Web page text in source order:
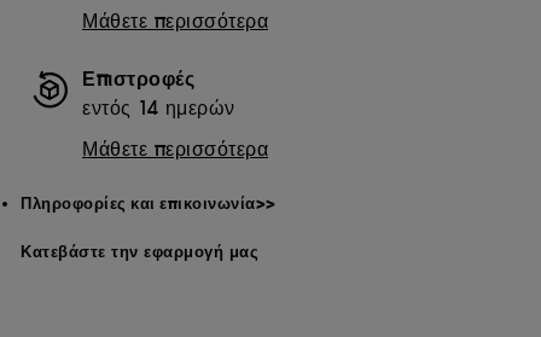
Μάθετε περισσότερα
Επιστροφές
εντός 14 ημερών
Μάθετε περισσότερα
Πληροφορίες και επικοινωνία>>
Κατεβάστε την εφαρμογή μας